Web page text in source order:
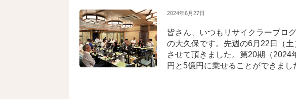
2024年6月27日
皆さん、いつもリサイクラーブロ
の大久保です。先週の6月22日（
させて頂きました。第20期（
円と5億円に乗せることができま